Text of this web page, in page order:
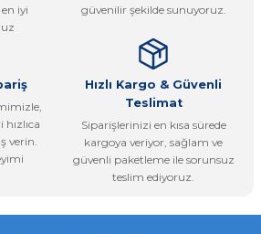
daha pahalı.
alternatifler olmalı.
Gönder
iyi
güvenilir şekilde sunuyoruz.
verin.
Hızlı Kargo & Güvenli
Teslimat
Siparişlerinizi en kısa sürede
kargoya veriyor, sağlam ve
güvenli paketleme ile sorunsuz
teslim ediyoruz.